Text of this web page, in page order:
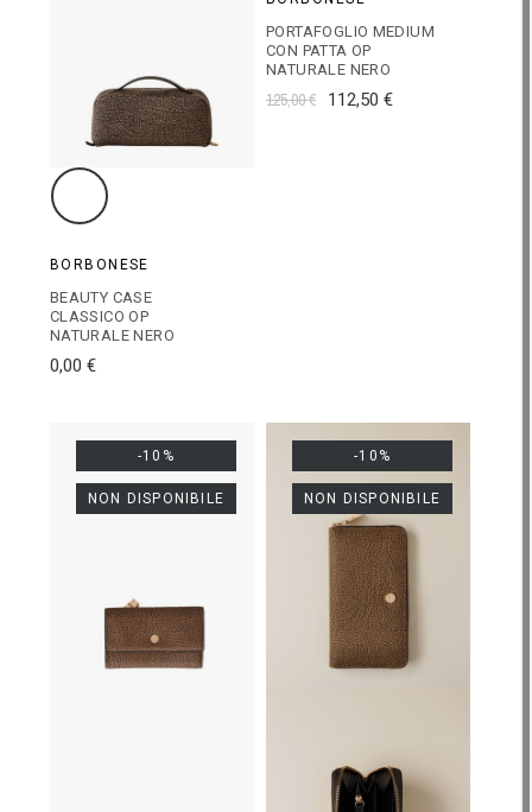
BORBONESE
BEAUTY CASE
CLASSICO OP
NATURALE NERO
0,00 €
PORTAFOGLIO MEDIUM
CON PATTA OP
NATURALE NERO
125,00 € 112,50 €
-10%
NON DISPONIBILE
-10%
NON DISPONIBILE